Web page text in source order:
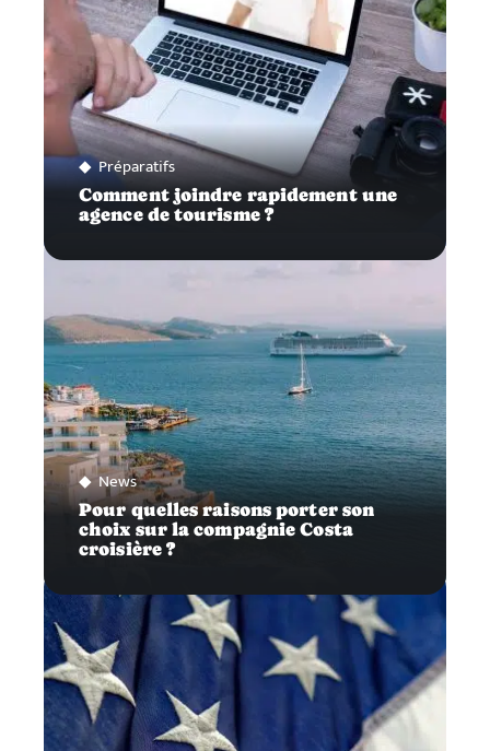
Préparatifs
Comment joindre rapidement une
agence de tourisme ?
News
Pour quelles raisons porter son
choix sur la compagnie Costa
croisière ?